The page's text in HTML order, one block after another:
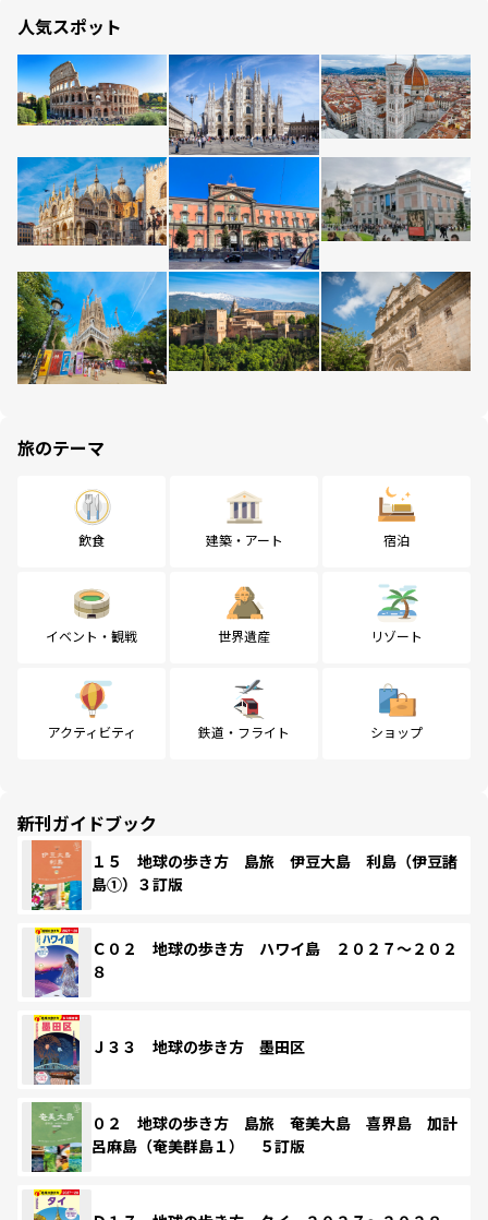
人気スポット
旅のテーマ
飲食 建築・アート 宿泊
イベント・観戦 世界遺産 リゾート
アクティビティ 鉄道・フライト ショップ
新刊ガイドブック
１５ 地球の歩き方 島旅 伊豆大島 利島（伊豆諸
島①）３訂版
Ｃ０２ 地球の歩き方 ハワイ島 ２０２７～２０２
８
Ｊ３３ 地球の歩き方 墨田区
０２ 地球の歩き方 島旅 奄美大島 喜界島 加計
呂麻島（奄美群島１） ５訂版